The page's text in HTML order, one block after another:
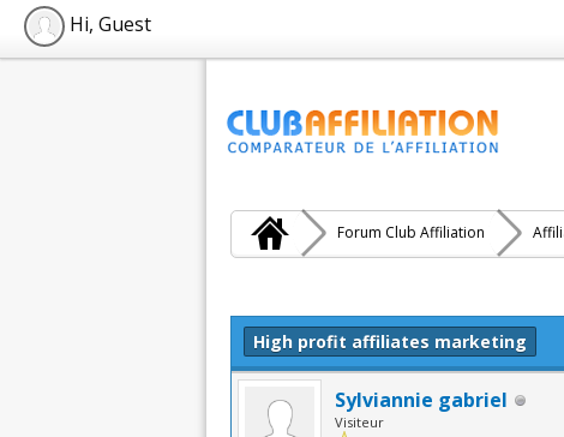
Hi, Guest
Forum Club Affiliation
High profit affiliates marketing
Sylviannie gabriel
Visiteur